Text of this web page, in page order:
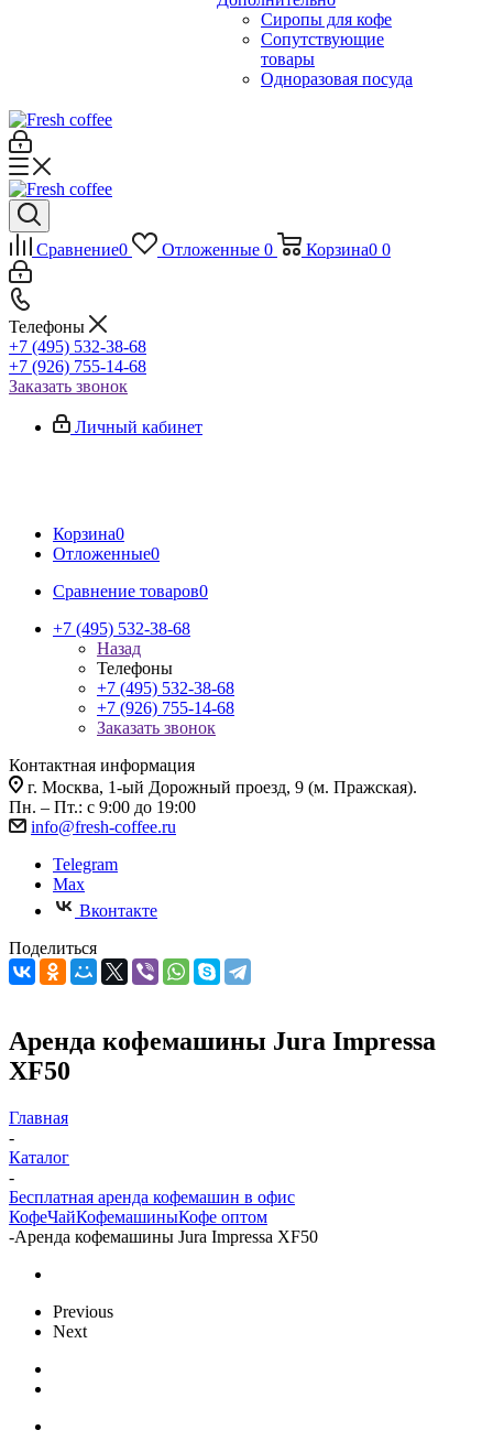
Сиропы для кофе
Сопутствующие
товары
Одноразовая посуда
Сравнение0 Отложенные 0 Корзина0 0
Телефоны
+7 (495) 532-38-68
+7 (926) 755-14-68
Заказать звонок
Личный кабинет
Корзина0
Отложенные0
Сравнение товаров0
+7 (495) 532-38-68
Назад
Телефоны
+7 (495) 532-38-68
+7 (926) 755-14-68
Заказать звонок
Контактная информация
г. Москва, 1-ый Дорожный проезд, 9 (м. Пражская).
Пн. – Пт.: с 9:00 до 19:00
info@fresh-coffee.ru
Telegram
Max
Вконтакте
Поделиться
Аренда кофемашины Jura Impressa
XF50
Главная
-
Каталог
-
Бесплатная аренда кофемашин в офис
КофеЧайКофемашиныКофе оптом
-Аренда кофемашины Jura Impressa XF50
Previous
Next